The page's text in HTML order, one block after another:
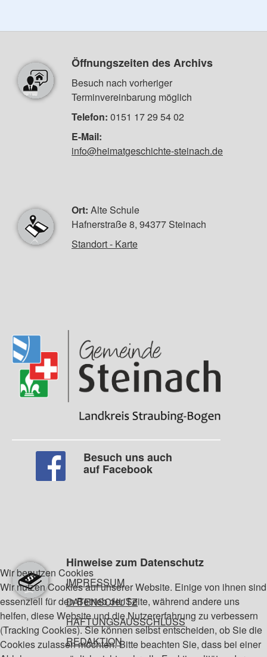
Öffnungszeiten des Archivs
Besuch nach vorheriger
Terminvereinbarung möglich
Telefon: 0151 17 29 54 02
E-Mail:
info@heimatgeschichte-steinach.de
Ort: Alte Schule
Hafnerstraße 8, 94377 Steinach
Standort - Karte
Besuch uns auch
auf Facebook
Hinweise zum Datenschutz
IMPRESSUM
DATENSCHUTZ
HAFTUNGSAUSSCHLUSS
REDAKTION
Wir benutzen Cookies
Wir nutzen Cookies auf unserer Website. Einige von ihnen sind
essenziell für den Betrieb der Seite, während andere uns
helfen, diese Website und die Nutzererfahrung zu verbessern
(Tracking Cookies). Sie können selbst entscheiden, ob Sie die
Cookies zulassen möchten. Bitte beachten Sie, dass bei einer